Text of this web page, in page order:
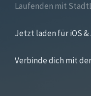
Laufenden mit
Jetzt laden für iOS &
Verbinde dich mit